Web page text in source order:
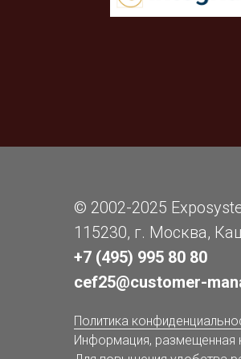
© 2002-2025
115230, г. Москва,
+7 (495) 995 80 80
cef25@customer-
Политика
Информация, размещенная